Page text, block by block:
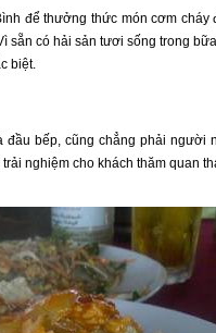
để thưởng thức món cơm
sẵn có hải sản tươi sống trong
biệt.
đầu bếp, cũng chẳng phải
nghiệm cho khách thăm quan